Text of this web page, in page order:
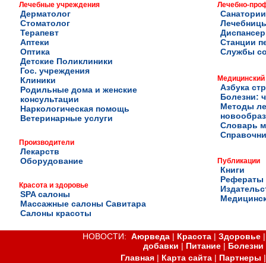
Лечебные учреждения
Дерматолог
Стоматолог
Терапевт
Аптеки
Оптика
Детские Поликлиники
Гос. учреждения
Клиники
Родильные дома и женские
консультации
Наркологическая помощь
Ветеринарные услуги
Производители
Лекарств
Оборудование
Красота и здоровье
SPA салоны
Массажные салоны Савитара
Салоны красоты
Лечебно-
Станции
Службы
Медицинский
Азбука
Болезни:
Методы
Словарь
Публикации
Книги
Рефераты
НОВОСТИ:Аюрведа | Красота |Здоровье
добавки | Питание| Болезни
Главная| Карта сайта| Партнеры